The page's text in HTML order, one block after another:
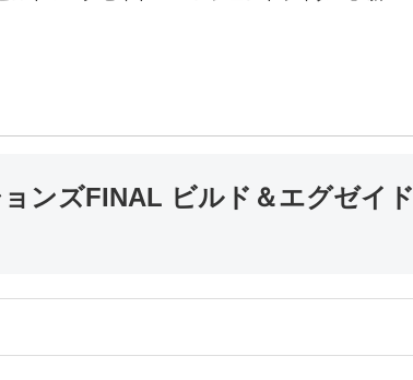
ンズFINAL ビルド＆エグゼイド